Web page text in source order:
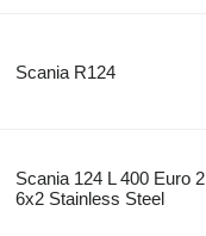
Scania R124
Scania 124 L 400 Euro 2
6x2 Stainless Steel